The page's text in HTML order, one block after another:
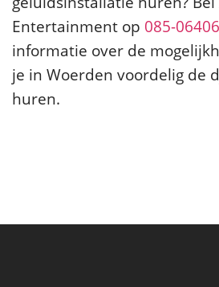
Entertainment op 085-
informatie over de
je in Woerden voordelig de
huren.